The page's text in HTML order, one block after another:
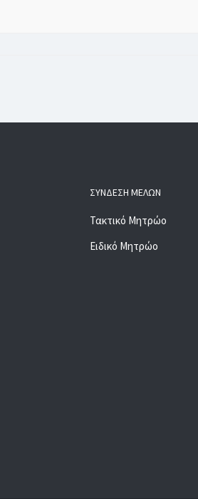
ΣΎΝΔΕΣΗ ΜΕΛΏΝ
Τακτικό Μητρώο
Ειδικό Μητρώο